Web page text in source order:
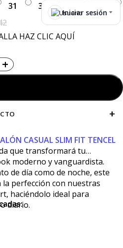
Iniciar sesión
31 32
HAZ CLIC AQUÍ
+
CASUAL SLIM FIT TENCEL
que transformará tu
moderno y vanguardista.
de día como de noche, este
perfección con nuestras
haciéndolo ideal para
diario.